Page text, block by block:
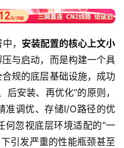
， 安装配置的核心上文小
与启动，而是构建一个具
规的底层基础设施，成功
安装、再优化”的原则，
准调优、存储I/O路径的优
何忽视底层环境适配的“一
引发严重的性能瓶颈甚至